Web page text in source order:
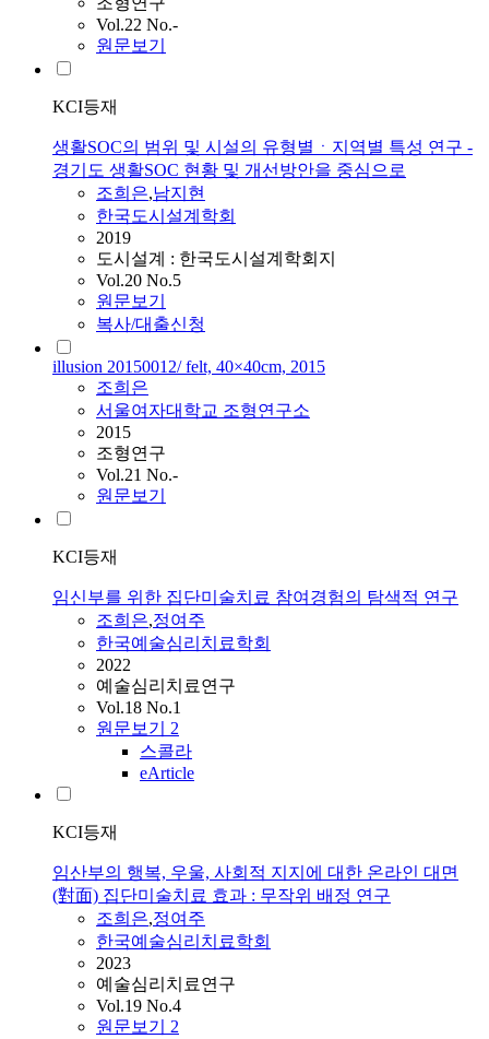
Vol.22 No.-
원문보기
KCI등재
생활SOC의 범위 및 시설의 유형별ㆍ지역별 특성 연구 -
경기도 생활SOC 현황 및 개선방안을 중심으로
조희은,남지현
한국도시설계학회
2019
도시설계 : 한국도시설계학회지
Vol.20 No.5
원문보기
복사/대출신청
illusion 20150012/ felt, 40×40cm, 2015
조희은
서울여자대학교 조형연구소
2015
조형연구
Vol.21 No.-
원문보기
KCI등재
임신부를 위한 집단미술치료 참여경험의 탐색적 연구
조희은,정여주
한국예술심리치료학회
2022
예술심리치료연구
Vol.18 No.1
원문보기 2
스콜라
eArticle
KCI등재
임산부의 행복, 우울, 사회적 지지에 대한 온라인 대면
(對面) 집단미술치료 효과 : 무작위 배정 연구
조희은,정여주
한국예술심리치료학회
2023
예술심리치료연구
Vol.19 No.4
원문보기 2